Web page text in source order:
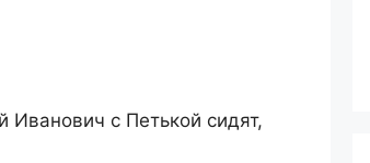
Иванович с Петькой сидят,